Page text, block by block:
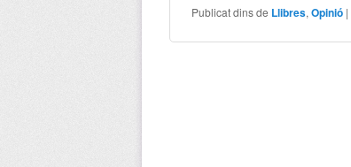
Publicat dins de Llibres,Opinió |